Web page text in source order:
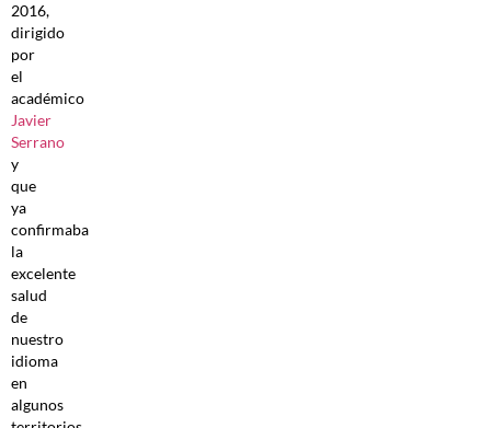
2016,
dirigido
por
el
académico
Javier
Serrano
y
que
ya
confirmaba
la
excelente
salud
de
nuestro
idioma
en
algunos